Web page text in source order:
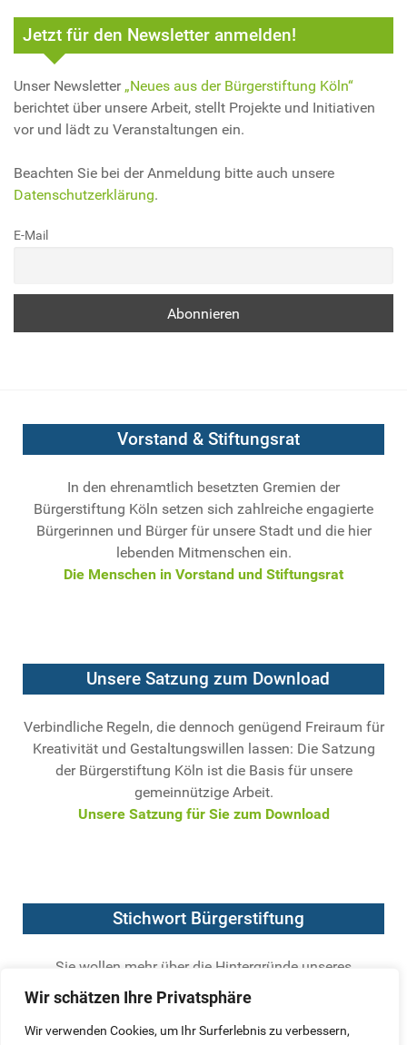
Wir schätzen Ihre Privatsphäre
Wir verwenden Cookies, um Ihr Surferlebnis zu verbessern,
Jetzt für den Newsletter anmelden!
Unser Newsletter „Neues aus der Bürgerstiftung Köln“
berichtet über unsere Arbeit, stellt Projekte und Initiativen
vor und lädt zu Veranstaltungen ein.
Beachten Sie bei der Anmeldung bitte auch unsere
Datenschutzerklärung.
E-Mail
Vorstand & Stiftungsrat
In den ehrenamtlich besetzten Gremien der
Bürgerstiftung Köln setzen sich zahlreiche engagierte
Bürgerinnen und Bürger für unsere Stadt und die hier
lebenden Mitmenschen ein.
Die Menschen in Vorstand und Stiftungsrat
Unsere Satzung zum Download
Verbindliche Regeln, die dennoch genügend Freiraum für
Kreativität und Gestaltungswillen lassen: Die Satzung
der Bürgerstiftung Köln ist die Basis für unsere
gemeinnützige Arbeit.
Unsere Satzung für Sie zum Download
Stichwort Bürgerstiftung
Sie wollen mehr über die Hintergründe unseres
Engagements wissen? Der Bundesverband Deutscher
Stiftungen hat die wichtigsten Kriterien für seriöse
Bürgerstiftungen formuliert.